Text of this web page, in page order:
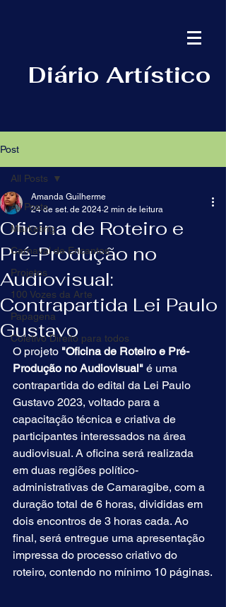
Diário Artístico
Log In
Post
All Posts
Marketing
Carnaval de Encantos
Projetos
100 Vozes da Arte
Papagena
Coletivo Direito para todos
All Posts
Oficina de Roteiro e
Pré-Produção no
Audiovisual:
Contrapartida Lei Paulo
Gustavo
Amanda Guilherme
24 de set. de 2024 2 min de leitura
O projeto "Oficina de Roteiro e Pré-
Produção no Audiovisual" é uma
contrapartida do edital da Lei Paulo
Gustavo 2023, voltado para a
capacitação técnica e criativa de
participantes interessados na área
audiovisual. A oficina será realizada
em duas regiões político-
administrativas de Camaragibe, com a
duração total de 6 horas, divididas em
dois encontros de 3 horas cada. Ao
final, será entregue uma apresentação
impressa do processo criativo do
roteiro, contendo no mínimo 10 páginas.